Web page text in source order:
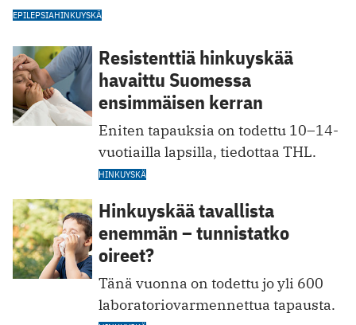
EPILEPSIAHINKUYSKÄ
Resistenttiä hinkuyskää
havaittu Suomessa
ensimmäisen kerran
Eniten tapauksia on todettu 10–14-
vuotiailla lapsilla, tiedottaa THL.
HINKUYSKÄ
Hinkuyskää tavallista
enemmän ­– tunnistatko
oireet?
Tänä vuonna on todettu jo yli 600
laboratoriovarmennettua tapausta.